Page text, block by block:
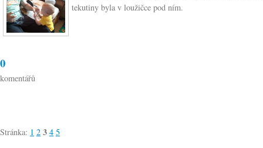
tekutiny byla v loužičce pod ním.
0
komentářů
Stránka: 1 2 3 4 5